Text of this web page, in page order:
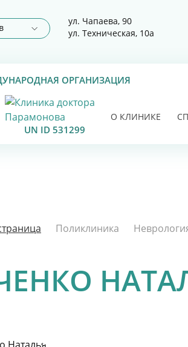
ул. Чапаева, 90
ул. Техническая, 10а
ОРГАНИЗАЦИЯ
UN ID 531299
О КЛИНИКЕ
Поликлиника